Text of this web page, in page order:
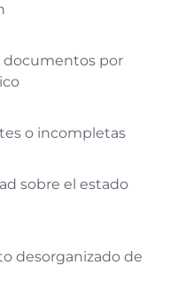
por
o incompletas
sobre el estado
desorganizado de